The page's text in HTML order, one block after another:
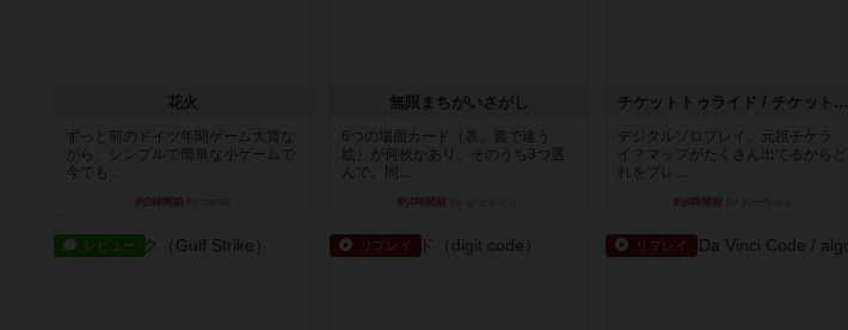
花火
ずっと前のドイツ年間ゲーム大賞な
がら、シンプルで簡単な小ゲームで
今でも...
約2時間前
無限まちがいさがし
6つの場面カード（表、裏で違う
絵）が何枚かあり、そのうち3つ選
んで、同...
約4時間前
チケットトゥライド / チケットトゥライドアメリカ
デジタルソロプレイ。元祖チケラ
イ？マップがたくさん出てるからど
れをプレ...
約6時間前
レビュー リプレイ リプレイ